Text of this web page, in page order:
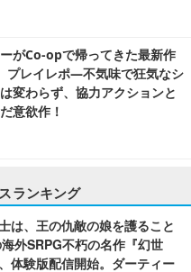
がCo-opで帰ってきた最新作
プレイレポ―不気味で狂気なシ
変わらず、協力アクションと
意欲作！
ランキング
は、王の仇敵の娘を護ること
外SRPG不朽の名作『幻世
体験版配信開始。ダーティー